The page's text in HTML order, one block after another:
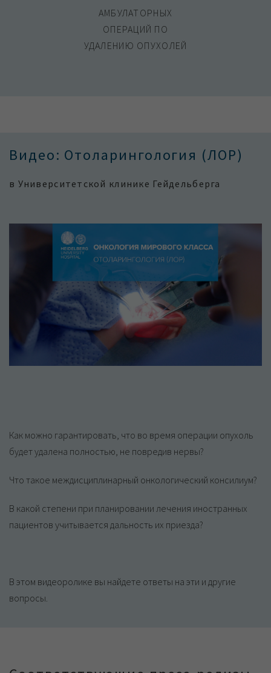
АМБУЛАТОРНЫХ
ОПЕРАЦИЙ ПО
УДАЛЕНИЮ ОПУХОЛЕЙ
Видео: Отоларингология (ЛОР)
в Университетской клинике Гейдельберга
Как можно гарантировать, что во время операции опухоль
будет удалена полностью, не повредив нервы?
Что такое междисциплинарный онкологический консилиум?
В какой степени при планировании лечения иностранных
пациентов учитывается дальность их приезда?
В этом видеоролике вы найдете ответы на эти и другие
вопросы.